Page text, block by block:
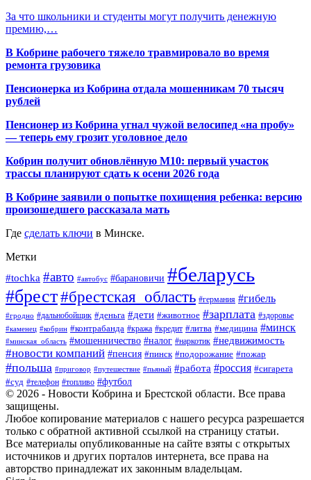
За что школьники и студенты могут получить денежную
премию,…
В Кобрине рабочего тяжело травмировало во время
ремонта грузовика
Пенсионерка из Кобрина отдала мошенникам 70 тысяч
рублей
Пенсионер из Кобрина угнал чужой велосипед «на пробу»
— теперь ему грозит уголовное дело
Кобрин получит обновлённую М10: первый участок
трассы планируют сдать к осени 2026 года
В Кобрине заявили о попытке похищения ребенка: версию
произошедшего рассказала мать
Где сделать ключи в Минске.
Метки
#tochka #авто #автобус #барановичи #беларусь
#брест#брестская_область #германия #гибель
#гродно #дальнобойщик #деньга #дети #животное #зарплата #здоровье
#каменец #кобрин #контрабанда #кража #кредит #литва #медицина #минск
#минская_область #мошенничество #налог #наркотик #недвижимость
#новости компаний #пенсия #пинск #подорожание #пожар
#польша #приговор #путешествие #пьяный #работа #россия #сигарета
#суд #телефон #топливо #футбол
© 2026 - Новости Кобрина и Брестской области. Все права
защищены.
Любое копирование материалов с нашего ресурса разрешается
только с обратной активной ссылкой на страницу статьи.
Все материалы опубликованные на сайте взяты с открытых
источников и других порталов интернета, все права на
авторство принадлежат их законным владельцам.